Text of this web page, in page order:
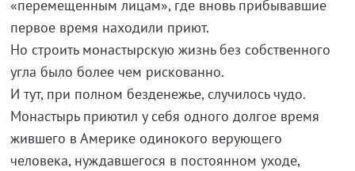
«перемещенным лицам», где вновь прибывавшие
первое время находили приют.
Но строить монастырскую жизнь без собственного
угла было более чем рискованно.
И тут, при полном безденежье, случилось чудо.
Монастырь приютил у себя одного долгое время
жившего в Америке одинокого верующего
человека, нуждавшегося в постоянном уходе,